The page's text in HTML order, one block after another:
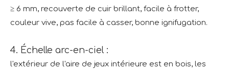
≥ 6 mm, recouverte de cuir brillant, facile à frotter,
couleur vive, pas facile à casser, bonne ignifugation.
4. Échelle arc-en-ciel :
l'extérieur de l'aire de jeux intérieure est en bois, les